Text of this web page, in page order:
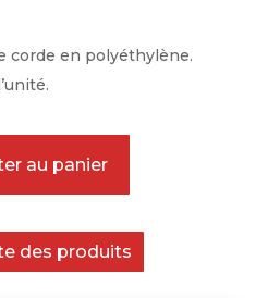
corde en polyéthylène.
au panier
des produits